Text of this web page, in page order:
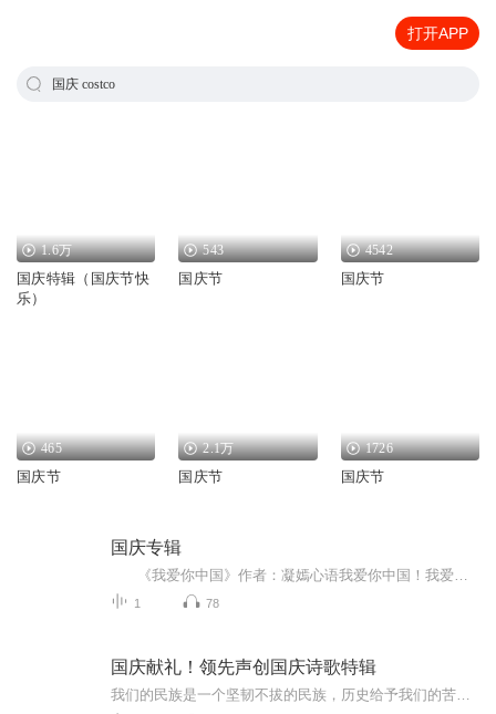
打开APP
国庆 costco
1.6万
国庆特辑（国庆节快
乐）
543
国庆节
4542
国庆节
465
国庆节
2.1万
国庆节
1726
国庆节
国庆专辑
1 78
国庆献礼！领先声创国庆诗歌特辑